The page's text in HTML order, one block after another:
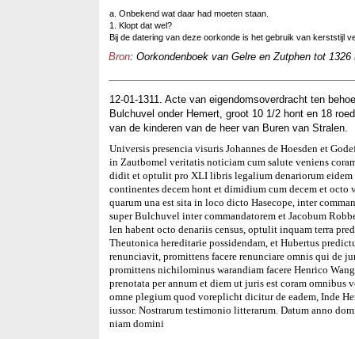
a. Onbekend wat daar had moeten staan.
1. Klopt dat wel?
Bij de datering van deze oorkonde is het gebruik van kerststijl
Bron: Oorkondenboek van Gelre en Zutphen tot 1326
12-01-1311. Acte van eigendomsoverdracht ten
Bulchuvel onder Hemert, groot 10 1/2 hont en 18
van de kinderen van de heer van Buren van Stralen.
Universis presencia visuris Johannes de Hoesden et
in Zautbomel veritatis noticiam cum salute veniens
didit et optulit pro XLI libris legalium denariorum eidem
continentes decem hont et dimidium cum decem et
quarum una est sita in loco dicto Hasecope, inter
super Bulchuvel inter commandatorem et Jacobum
len habent octo denariis census, optulit inquam terra
Theutonica hereditarie possidendam, et Hubertus
renunciavit, promittens facere renunciare omnis qui de
promittens nichilominus warandiam facere Henrico
prenotata per annum et diem ut juris est coram omnibus
omne plegium quod voreplicht dicitur de eadem, Inde
iussor. Nostrarum testimonio litterarum. Datum anno
niam domini